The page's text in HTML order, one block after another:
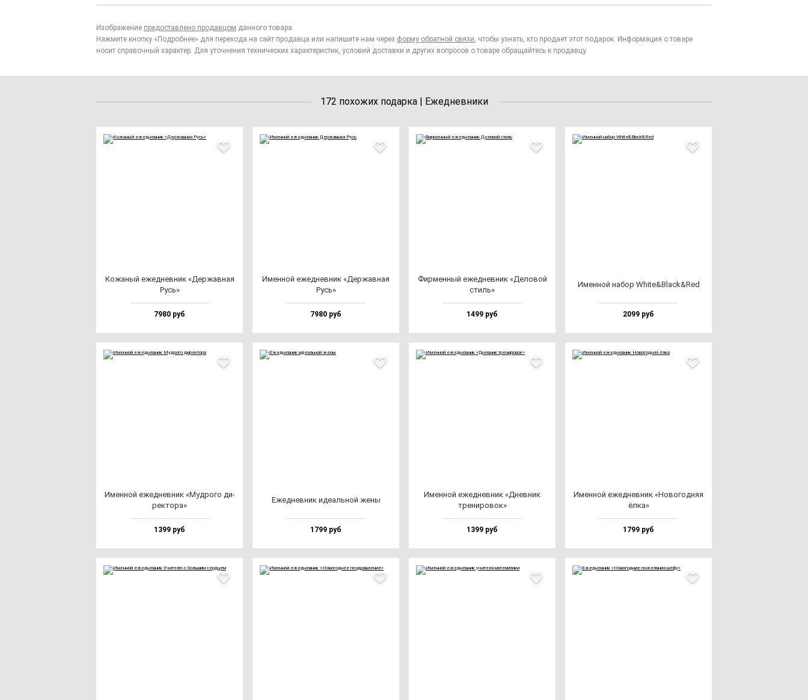
Изображение предоставлено продавцом данного товара.
Нажмите кнопку «Подробнее» для перехода на сайт продавца или напишите нам через форму обратной связи, чтобы узнать, кто продает этот подарок. Информация о товаре
носит справочный характер. Для уточнения технических характеристик, условий доставки и других вопросов о товаре обращайтесь к продавцу.
172 похожих подарка | Ежедневники
Кожа­ный ежед­нев­ник «Дер­жав­ная
Русь»
7980 руб
Имен­ной ежед­нев­ник «Дер­жав­ная
Русь»
7980 руб
Фир­мен­ный ежед­нев­ник «Дело­вой
стиль»
1499 руб
Имен­ной на­бор Whi­te&Black&Red
2099 руб
Имен­ной ежед­нев­ник «Муд­ро­го ди­
рек­то­ра»
1399 руб
Ежед­нев­ник иде­аль­ной же­ны
1799 руб
Имен­ной ежед­нев­ник «Днев­ник
тре­ни­ро­вок»
1399 руб
Имен­ной ежед­нев­ник «Ново­год­няя
ёл­ка»
1799 руб